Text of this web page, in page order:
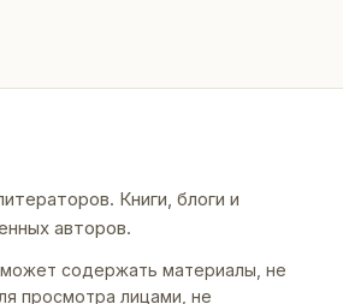
Книги, блоги и
авторов.
содержать материалы, не
просмотра лицами, не